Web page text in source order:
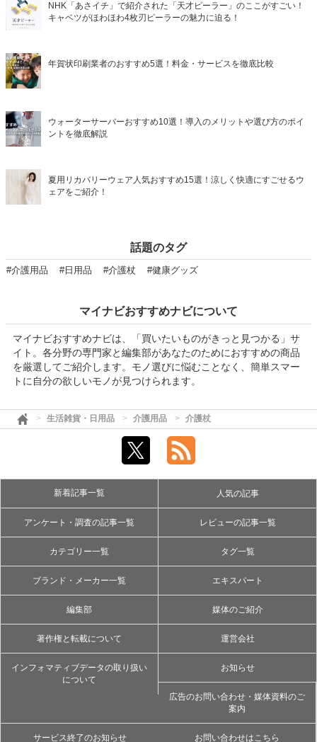
NHK「あさイチ」で紹介された「天才ピーラー」のここがすごい！
キャベツがほわほわ4枚刃ピーラーの魅力に迫る！
年賀状印刷業者のおすすめ5選！料金・サービスを徹底比較
ウォーターサーバーおすすめ10選！導入のメリットや選び方のポイ
ントを徹底解説
夏用リカバリーウェア人気おすすめ15選！涼しく快適にすごせるウ
ェアをご紹介！
話題のタグ
#介護用品 #日用品 #介護杖 #健康グッズ
マイナビおすすめナビについて
マイナビおすすめナビは、「買いたいものがきっと見つかる」サ
イト。各分野の専門家と編集部があなたのためにおすすめの商品
を厳選してご紹介します。モノ選びに悩むことなく、簡単スマー
トに自分の欲しいモノが見つけられます。
生活雑貨・日用品 介護用品 介護杖
新着記事一覧 人気の記事
アンケート・調査の記事一覧 レビューの記事一覧
カテゴリー一覧 タグ一覧
ブランド・メーカー一覧 エキスパート
編集部 媒体のご紹介
著作権と転載について 運営会社
インフォマティブデータの取り扱い
について
お知らせ
広告のお問い合わせ・媒体資料のご
案内
サービス終了のお知らせ お問い合わせはこちら